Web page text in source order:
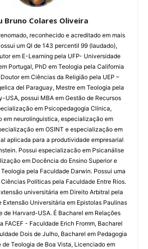
Bruno Colares Oliveira
reconhecido e acreditado em mais
um QI de 143 percentil 99 (laudado),
em E-Learning pela UFP- Universidade
Portugal, PhD em Teologia pela California
em Ciências da Religião pela UEP –
del Paraguay, Mestre em Teologia pela
USA, possui MBA em Gestão de Recursos
em Psicopedagogia Clínica,
em neurolinguistica, especialização em
em OSINT e especialização em
aplicada para a produtividade empresarial
Possui especializacão em Psicanálise
em Docência do Ensino Superior e
pela Faculdade Darwin. Possui uma
Políticas pela Faculdade Entre Rios.
universitária em Direito Arbitral pela
Extensão Universitária em Epistolas Paulinas
de Harvard-USA. É Bacharel em Relações
FACEF - Faculdade Erich Fromm, Bacharel
Dois de Julho, Bacharel em Pedagogia
de Teologia de Boa Vista, Licenciado em